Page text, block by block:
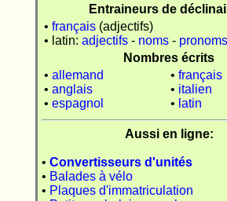
Entraineurs de
• français(adjectifs)
• latin: adjectifs- noms- pronoms
Nombres écrits
• allemand
• anglais
• espagnol
• français
• italien
• latin
Aussi en ligne:
• Convertisseurs d'unités
• Balades à vélo
• Plaques d'immatriculation